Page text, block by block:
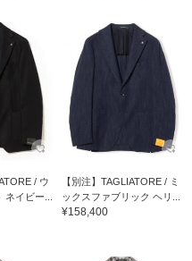
/ ウ
ネイビー...
【別注】TAGLIATORE / ミ
ックスファブリック ヘリ...
¥158,400